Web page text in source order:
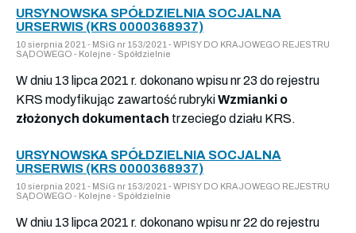
URSYNOWSKA SPÓŁDZIELNIA SOCJALNA
URSERWIS (KRS 0000368937)
10 sierpnia 2021 - MSiG nr 153/2021 - WPISY DO KRAJOWEGO REJESTRU
SĄDOWEGO - Kolejne - Spółdzielnie
W dniu 13 lipca 2021 r. dokonano wpisu nr 23 do rejestru
KRS modyfikując zawartość rubrykiWzmianki o
złożonych dokumentach trzeciego działu KRS.
URSYNOWSKA SPÓŁDZIELNIA SOCJALNA
URSERWIS (KRS 0000368937)
10 sierpnia 2021 - MSiG nr 153/2021 - WPISY DO KRAJOWEGO REJESTRU
SĄDOWEGO - Kolejne - Spółdzielnie
W dniu 13 lipca 2021 r. dokonano wpisu nr 22 do rejestru